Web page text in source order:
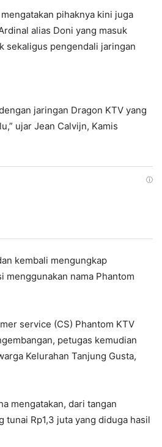
pihaknya kini juga
alias Doni yang masuk
sekaligus pengendali jaringan
jaringan Dragon KTV yang
ujar Jean Calvijn, Kamis
ⓘ
kembali mengungkap
nama Phantom
service (CS) Phantom KTV
petugas kemudian
Kelurahan Tanjung Gusta,
mengatakan, dari tangan
Rp1,3 juta yang diduga hasil